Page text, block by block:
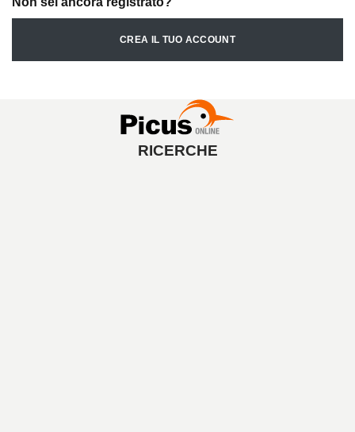
CREA IL TUO ACCOUNT
RICERCHE